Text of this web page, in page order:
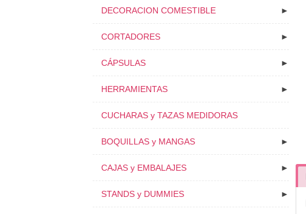
►
DECORACION COMESTIBLE
►
CORTADORES
►
CÁPSULAS
►
HERRAMIENTAS
CUCHARAS y TAZAS MEDIDORAS
►
BOQUILLAS y MANGAS
►
CAJAS y EMBALAJES
►
STANDS y DUMMIES